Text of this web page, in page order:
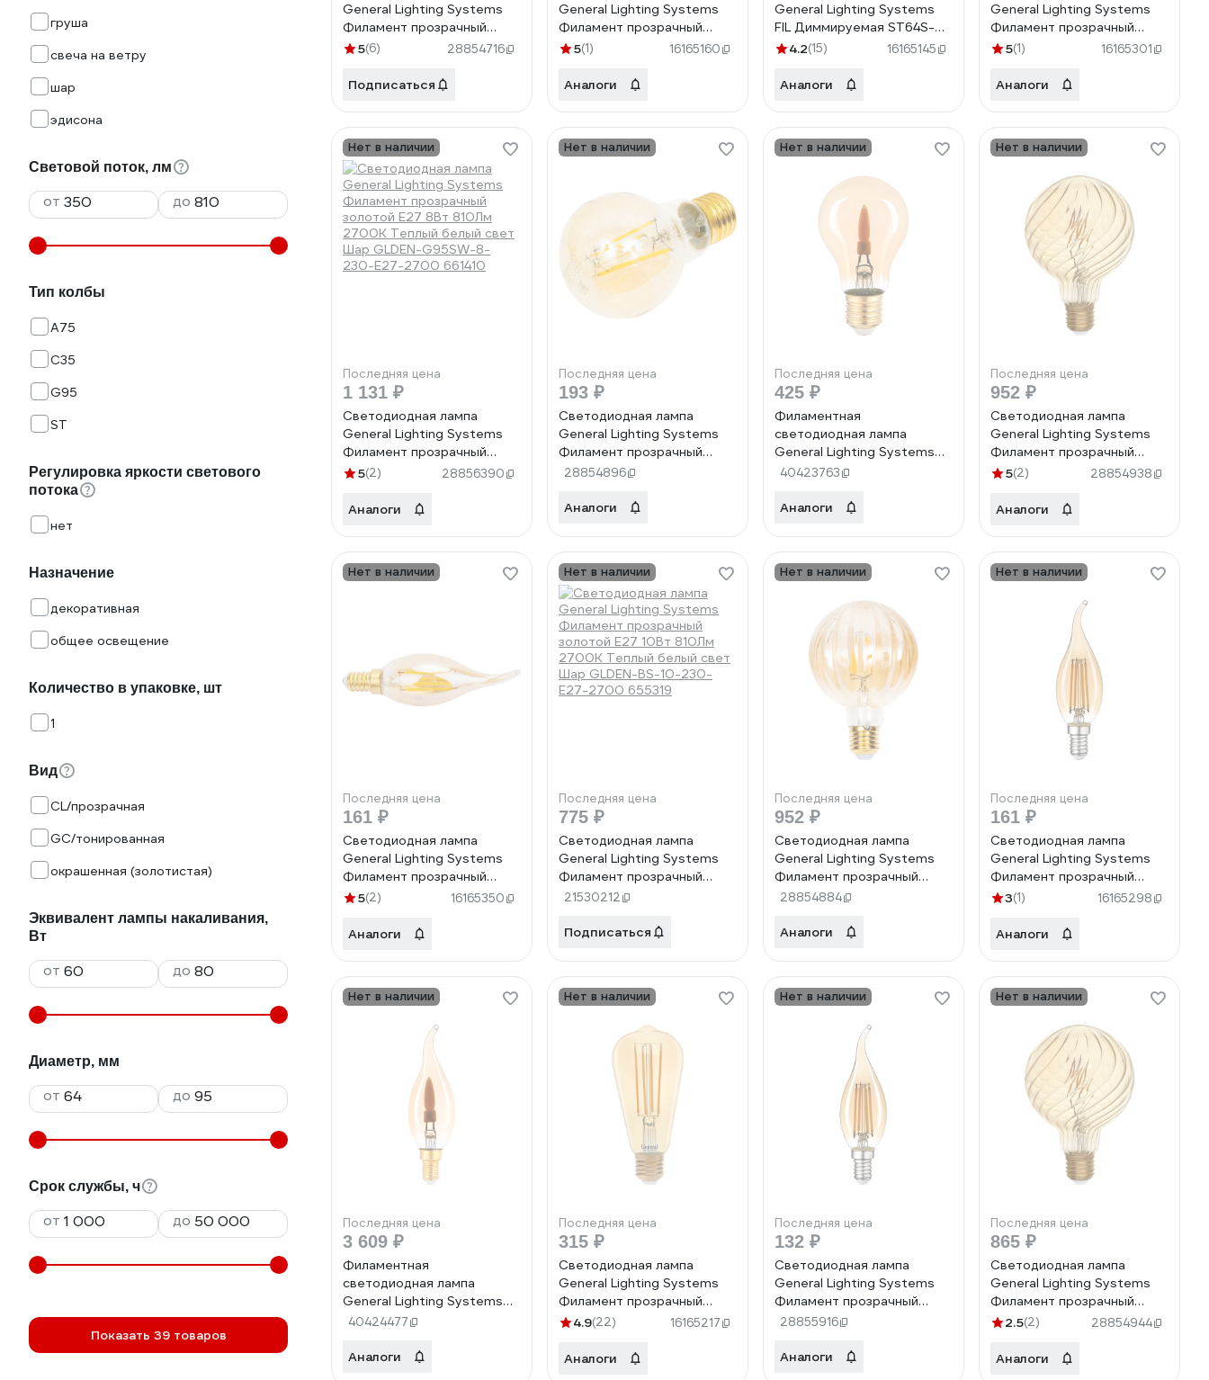
груша
свеча на ветру
шар
эдисона
Световой поток, лм
от до
Тип колбы
A75
C35
G95
ST
Регулировка яркости светового
потока
нет
Назначение
декоративная
общее освещение
Количество в упаковке, шт
1
Вид
CL/прозрачная
GC/тонированная
окрашенная (золотистая)
Эквивалент лампы накаливания,
Вт
от до
Диаметр, мм
от до
Срок службы, ч
от до
Показать 39 товаров
General Lighting Systems
Филамент прозрачный
золотой E27 8Вт 400Лм
Шар GLDEN-G95S-GR-8-
5(6) 28854716
Подписаться
General Lighting Systems
Филамент прозрачный
золотой E27 8Вт 810Лм
Шар GLDEN-G95S-8-230-
5(1) 16165160
Аналоги
General Lighting Systems
FIL Диммируемая ST64S-
13W-E27-2700K Золотая
4.2(15) 16165145
Аналоги
General Lighting Systems
Филамент прозрачный
золотой E14 7Вт 430Лм
на ветру GLDEN-CWS-7-
5(1) 16165301
Аналоги
Нет в наличии
Последняя цена
1 131 ₽
Светодиодная лампа
General Lighting Systems
Филамент прозрачный
золотой E27 8Вт 810Лм
Шар GLDEN-G95SW-8-
5(2) 28856390
Аналоги
Нет в наличии
Последняя цена
193 ₽
Светодиодная лампа
General Lighting Systems
Филамент прозрачный
золотой E27 10Вт 830Лм
свет GLDEN-A60S-10-230-
28854896
Аналоги
Нет в наличии
Последняя цена
425 ₽
Филаментная
светодиодная лампа
General Lighting Systems
под пламя GLDEN-A60S-6-
золотая 685009
40423763
Аналоги
Нет в наличии
Последняя цена
952 ₽
Светодиодная лампа
General Lighting Systems
Филамент прозрачный
золотой E27 8Вт 400Лм
Шар GLDEN-G95S-GW-8-
5(2) 28854938
Аналоги
Нет в наличии
Последняя цена
161 ₽
Светодиодная лампа
General Lighting Systems
Филамент прозрачный
золотой E14 7Вт 470Лм
на ветру GLDEN-CWS-7-
5(2) 16165350
Аналоги
Нет в наличии
Последняя цена
775 ₽
Светодиодная лампа
General Lighting Systems
Филамент прозрачный
золотой E27 10Вт 810Лм
Шар GLDEN-BS-10-230-
21530212
Подписаться
Нет в наличии
Последняя цена
952 ₽
Светодиодная лампа
General Lighting Systems
Филамент прозрачный
золотой E27 8Вт 400Лм
Шар GLDEN-G95S-GR-8-
28854884
Аналоги
Нет в наличии
Последняя цена
161 ₽
Светодиодная лампа
General Lighting Systems
Филамент прозрачный
золотой E14 7Вт 500Лм
ветру GLDEN-CWS-7-230-
3(1) 16165298
Аналоги
Нет в наличии
Последняя цена
3 609 ₽
Филаментная
светодиодная лампа
General Lighting Systems
GLDEN-CWS-6-230-E14-
40424477
Аналоги
Нет в наличии
Последняя цена
315 ₽
Светодиодная лампа
General Lighting Systems
Филамент прозрачный
золотой E27 13Вт 1025Лм
Труба GLDEN-ST64S-13-
4.9(22) 16165217
Аналоги
Нет в наличии
Последняя цена
132 ₽
Светодиодная лампа
General Lighting Systems
Филамент прозрачный
золотой E14 10Вт 650Лм
ветру GLDEN-CWS-10-
28855916
Аналоги
Нет в наличии
Последняя цена
865 ₽
Светодиодная лампа
General Lighting Systems
Филамент прозрачный
золотой E27 8Вт 400Лм
Шар GLDEN-G95S-GW-8-
2.5(2) 28854944
Аналоги